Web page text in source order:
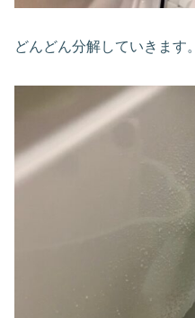
どんどん分解していきます。